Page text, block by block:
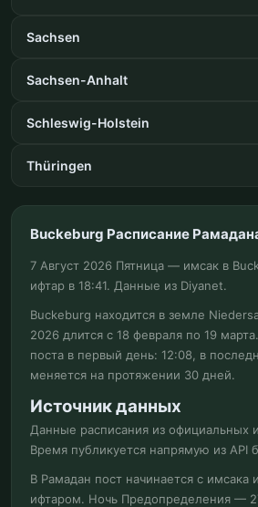
Sachsen
Sachsen-Anhalt
Schleswig-Holstein
Thüringen
Buckeburg Расписание
7 Август 2026 Пятница — имсак в
ифтар в 18:41. Данные из Diyanet.
Buckeburg находится в земле
2026 длится с 18 февраля по 19
поста в первый день: 12:08, в
меняется на протяжении 30 дней.
Источник данных
Данные расписания из официальных
Время публикуется напрямую из API
В Рамадан пост начинается с имсака
ифтаром. Ночь Предопределения —